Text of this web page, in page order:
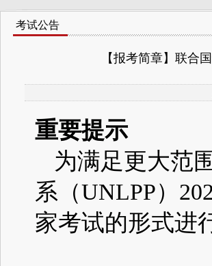
考试公告
【报考简章】联合
重要提示
为满足更大范
系 （UNLPP）
家考试的形式进